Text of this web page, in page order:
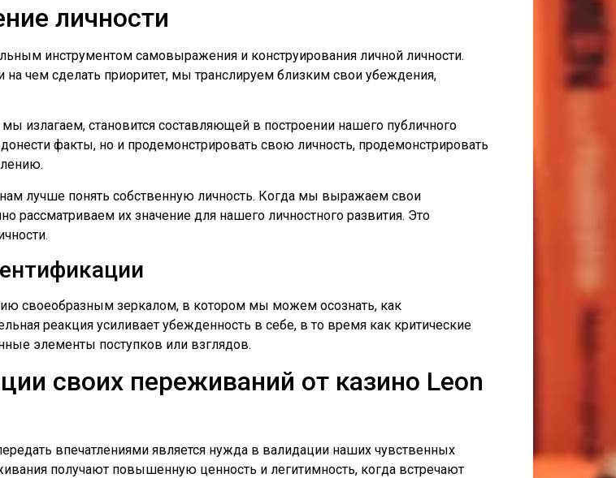
личности
инструментом самовыражения и конструирования личной личности.
чем сделать приоритет, мы транслируем близким свои убеждения,
излагаем, становится составляющей в построении нашего публичного
факты, но и продемонстрировать свою личность, продемонстрировать
лучше понять собственную личность. Когда мы выражаем свои
их значение для нашего личностного развития. Это
своеобразным зеркалом, в котором мы можем осознать, как
реакция усиливает убежденность в себе, в то время как критические
элементы поступков или взглядов.
своих переживаний от казино Leon
впечатлениями является нужда в валидации наших чувственных
получают повышенную ценность и легитимность, когда встречают